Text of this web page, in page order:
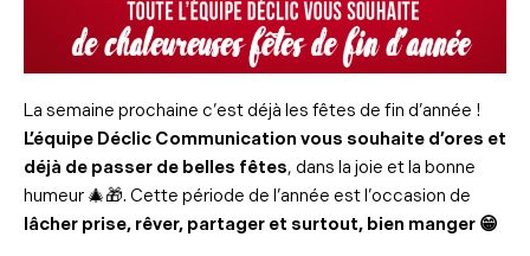
La semaine prochaine c’est déjà les fêtes de fin d’année !
L’équipe Déclic Communication vous souhaite d’ores et
déjà de passer de belles fêtes, dans la joie et la bonne
humeur 🎄🎁. Cette période de l’année est l’occasion de
lâcher prise, rêver, partager et surtout, bien manger 😁